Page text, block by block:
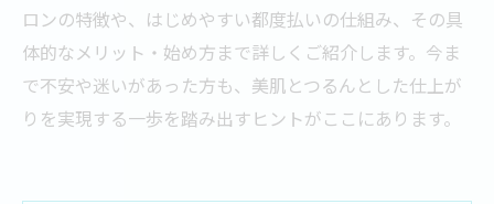
ロンの特徴や、はじめやすい都度払いの仕組み、その具
体的なメリット・始め方まで詳しくご紹介します。今ま
で不安や迷いがあった方も、美肌とつるんとした仕上が
りを実現する一歩を踏み出すヒントがここにあります。